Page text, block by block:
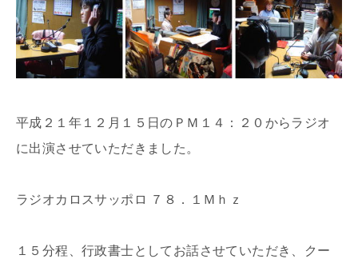
平成２１年１２月１５日のＰＭ１４：２０からラジオ
に出演させていただきました。
ラジオカロスサッポロ ７８．１Ｍｈｚ
１５分程、行政書士としてお話させていただき、クー